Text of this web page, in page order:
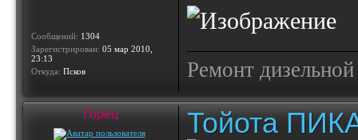
Сообщений: 1304
Зарегистрирован: 05 мар 2010,
23:13
Откуда: Псков Ремонт
Горец Тойота